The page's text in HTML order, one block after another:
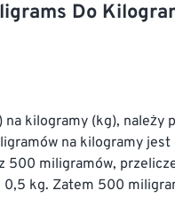
Do
kilogramy (kg), należy
na kilogramy
500 miligramów,
kg. Zatem 500